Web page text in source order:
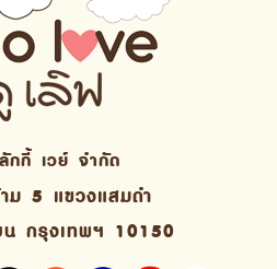
กี้ เวย์ จํากัด
ม 5 แขวงแสมดำ
น กรุงเทพฯ 10150